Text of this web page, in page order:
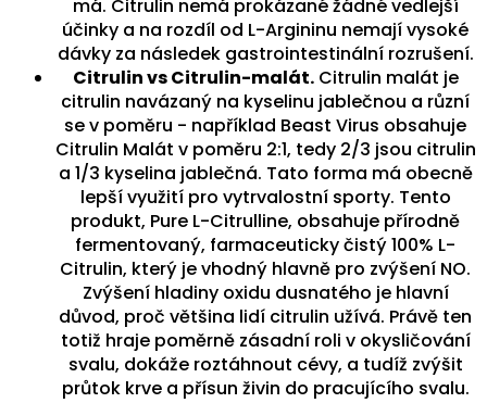
má. Citrulin nemá prokázané žádné vedlejší
účinky a na rozdíl od L-Argininu nemají vysoké
dávky za následek gastrointestinální rozrušení.
Citrulin vs Citrulin-malát.Citrulin malát je
citrulin navázaný na kyselinu jablečnou a různí
se v poměru - například Beast Virus obsahuje
Citrulin Malát v poměru 2:1, tedy 2/3 jsou citrulin
a 1/3 kyselina jablečná. Tato forma má obecně
lepší využití pro vytrvalostní sporty. Tento
produkt, Pure L-Citrulline, obsahuje přírodně
fermentovaný, farmaceuticky čistý 100% L-
Citrulin, který je vhodný hlavně pro zvýšení NO.
Zvýšení hladiny oxidu dusnatého je hlavní
důvod, proč většina lidí citrulin užívá. Právě ten
totiž hraje poměrně zásadní roli v okysličování
svalu, dokáže roztáhnout cévy, a tudíž zvýšit
průtok krve a přísun živin do pracujícího svalu.